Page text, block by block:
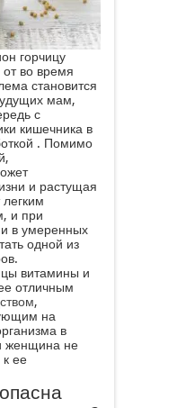
горчицу
во время
становится
мам,
с
кишечника в
. Помимо
и растущая
и при
в умеренных
одной из
витамины и
отличным
,
на
в
женщина не
к ее